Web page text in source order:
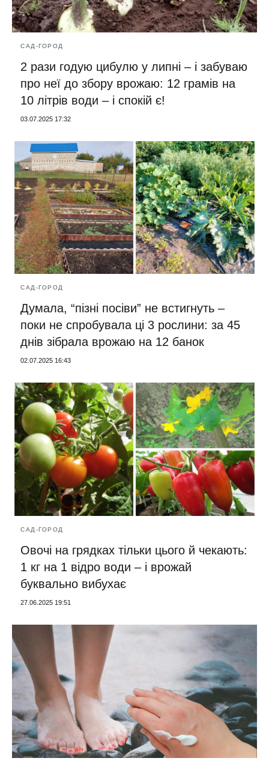
САД-ГОРОД
2 рази годую цибулю у липні – і забуваю
про неї до збору врожаю: 12 грамів на
10 літрів води – і спокій є!
03.07.2025 17:32
САД-ГОРОД
Думала, “пізні посіви” не встигнуть –
поки не спробувала ці 3 рослини: за 45
днів зібрала врожаю на 12 банок
02.07.2025 16:43
САД-ГОРОД
Овочі на грядках тільки цього й чекають:
1 кг на 1 відро води – і врожай
буквально вибухає
27.06.2025 19:51